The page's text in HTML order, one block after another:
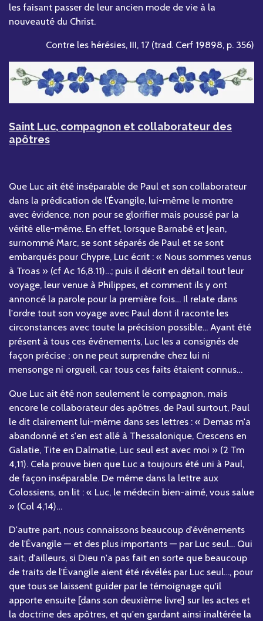
les faisant passer de leur ancien mode de vie à la
nouveauté du Christ.
Contre les hérésies, III, 17 (trad. Cerf 19898, p. 356)
Saint Luc, compagnon et collaborateur des
apôtres
Que Luc ait été inséparable de Paul et son collaborateur
dans la prédication de l'Évangile, lui-même le montre
avec évidence, non pour se glorifier mais poussé par la
vérité elle-même. En effet, lorsque Barnabé et Jean,
surnommé Marc, se sont séparés de Paul et se sont
embarqués pour Chypre, Luc écrit : « Nous sommes venus
à Troas » (cf Ac 16,8.11)…; puis il décrit en détail tout leur
voyage, leur venue à Philippes, et comment ils y ont
annoncé la parole pour la première fois… Il relate dans
l'ordre tout son voyage avec Paul dont il raconte les
circonstances avec toute la précision possible... Ayant été
présent à tous ces événements, Luc les a consignés de
façon précise ; on ne peut surprendre chez lui ni
mensonge ni orgueil, car tous ces faits étaient connus…
Que Luc ait été non seulement le compagnon, mais
encore le collaborateur des apôtres, de Paul surtout, Paul
le dit clairement lui-même dans ses lettres : « Demas m'a
abandonné et s'en est allé à Thessalonique, Crescens en
Galatie, Tite en Dalmatie, Luc seul est avec moi » (2 Tm
4,11). Cela prouve bien que Luc a toujours été uni à Paul,
de façon inséparable. De même dans la lettre aux
Colossiens, on lit : « Luc, le médecin bien-aimé, vous salue
» (Col 4,14)…
D'autre part, nous connaissons beaucoup d'événements
de l'Évangile — et des plus importants — par Luc seul… Qui
sait, d'ailleurs, si Dieu n'a pas fait en sorte que beaucoup
de traits de l'Évangile aient été révélés par Luc seul…, pour
que tous se laissent guider par le témoignage qu'il
apporte ensuite [dans son deuxième livre] sur les actes et
la doctrine des apôtres, et qu'en gardant ainsi inaltérée la